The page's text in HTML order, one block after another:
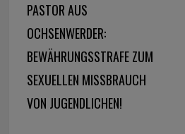
PASTOR AUS
OCHSENWERDER:
BEWÄHRUNGSSTRAFE ZUM
SEXUELLEN MISSBRAUCH
VON JUGENDLICHEN!